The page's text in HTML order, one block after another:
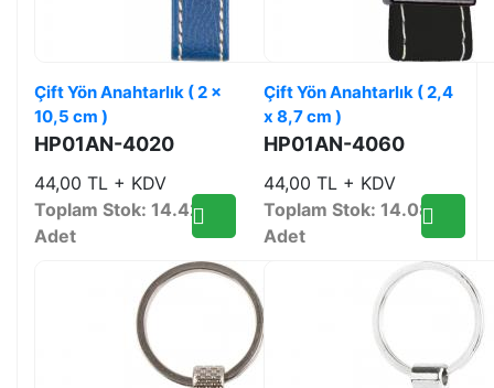
Çift Yön Anahtarlık ( 2 x
10,5 cm )
HP01AN-4020
44,00 TL + KDV
Toplam Stok: 14.421
Adet
Çift Yön Anahtarlık ( 2,4
x 8,7 cm )
HP01AN-4060
44,00 TL + KDV
Toplam Stok: 14.084
Adet